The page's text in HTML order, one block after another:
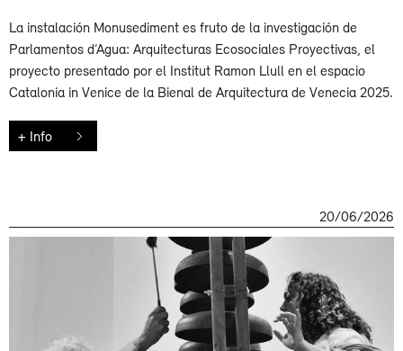
La instalación Monusediment es fruto de la investigación de
Parlamentos d’Agua: Arquitecturas Ecosociales Proyectivas, el
proyecto presentado por el Institut Ramon Llull en el espacio
Catalonia in Venice de la Bienal de Arquitectura de Venecia 2025.
+ Info
20/06/2026